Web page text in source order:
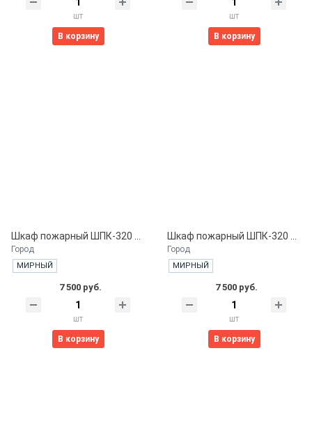
шт
В корзину
шт
В корзину
Город
МИРНЫЙ
7 500 руб.
шт
В корзину
Город
МИРНЫЙ
7 500 руб.
шт
В корзину